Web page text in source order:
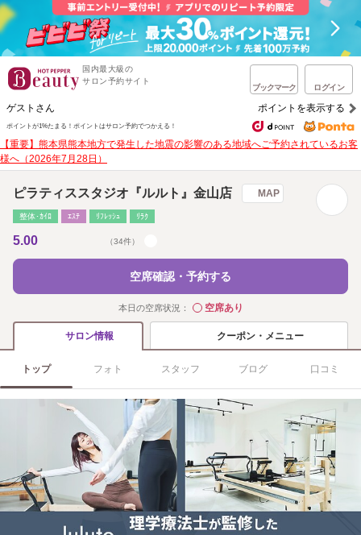
国内最大級の
サロン予約サイト
ブックマーク ログイン
ゲストさん ポイントを表示する
ポイントが1%たまる！ ポイントはサロン予約でつかえる！
【重要】熊本県熊本地方で発生した地震の影響のある地域へご予約されているお客
様へ（2026年7月28日）
ピラティススタジオ『ルルト』金山店 MAP
整体･ｶｲﾛ ｴｽﾃ ﾘﾌﾚｯｼｭ ﾘﾗｸ
5.00 （34件）
空席確認・予約する
本日の空席状況： ◯空席あり
サロン情報 クーポン・メニュー
トップ フォト スタッフ ブログ 口コミ